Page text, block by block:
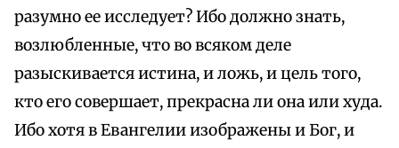
разумно ее исследует? Ибо должно знать,
возлюбленные, что во всяком деле
разыскивается истина, и ложь, и цель того,
кто его совершает, прекрасна ли она или худа.
Ибо хотя в Евангелии изображены и Бог, и